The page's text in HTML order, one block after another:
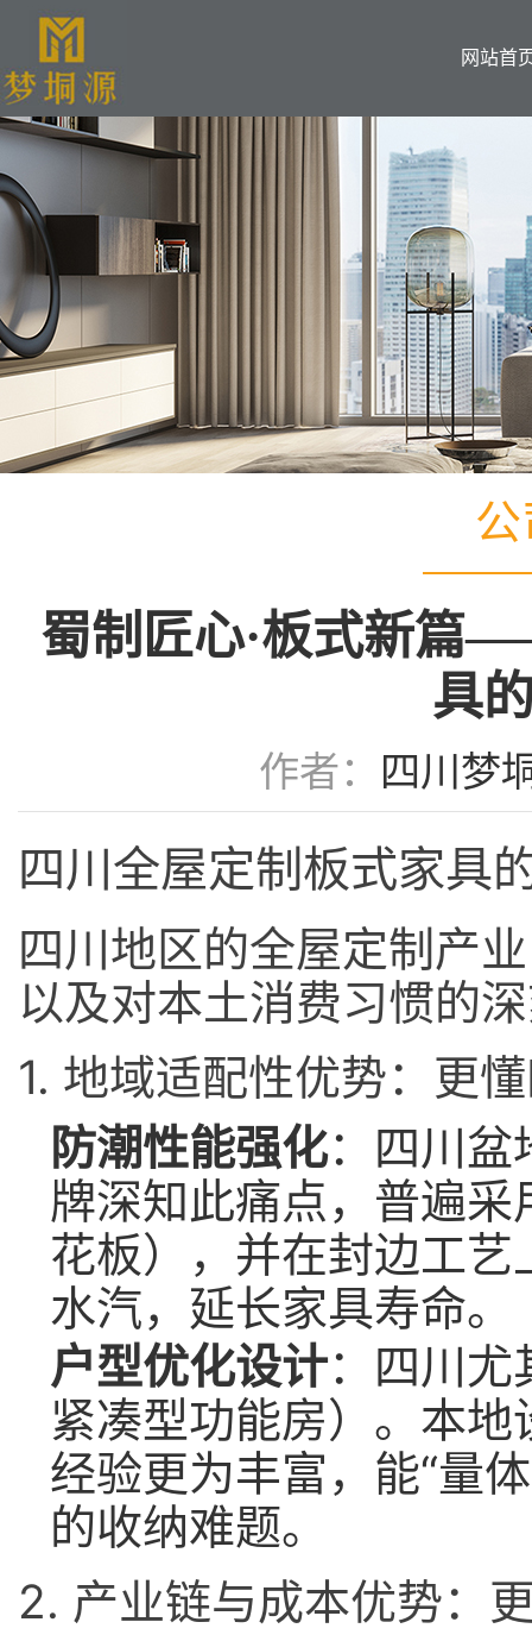
网站首
蜀制匠心·板式新篇
具
作者： 四川梦
四川全屋定制板式家具
四川地区的全屋定制产
以及对本土消费习惯的
1. 地域适配性优势：更
防潮性能强化：四川盆
牌深知此痛点，普遍采
花板），并在封边工
水汽，延长家具寿命。
户型优化设计：四川
紧凑型功能房）。本
经验更为丰富，能“量
的收纳难题。
2. 产业链与成本优势：